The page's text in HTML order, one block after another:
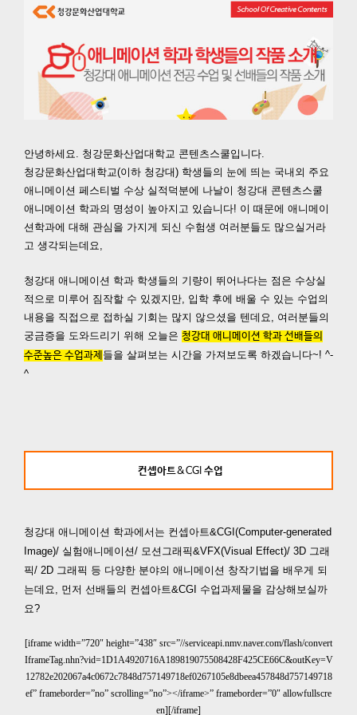
안녕하세요. 청강문화산업대학교 콘텐츠스쿨입니다.
청강문화산업대학교(이하 청강대) 학생들의 눈에 띄는 국내외 주요
애니메이션 페스티벌 수상 실적덕분에 나날이 청강대 콘텐츠스쿨
애니메이션 학과의 명성이 높아지고 있습니다! 이 때문에 애니메이
션학과에 대해 관심을 가지게 되신 수험생 여러분들도 많으실거라
고 생각되는데요,
청강대 애니메이션 학과 학생들의 기량이 뛰어나다는 점은 수상실
적으로 미루어 짐작할 수 있겠지만, 입학 후에 배울 수 있는 수업의
내용을 직접으로 접하실 기회는 많지 않으셨을 텐데요, 여러분들의
궁금증을 도와드리기 위해 오늘은 청강대 애니메이션 학과 선배들의
수준높은 수업과제 들을 살펴보는 시간을 가져보도록 하겠습니다~! ^-
^
컨셉아트&CGI 수업
청강대 애니메이션 학과에서는 컨셉아트&CGI(Computer-generated
Image)/ 실험애니메이션/ 모션그래픽&VFX(Visual Effect)/ 3D 그래
픽/ 2D 그래픽 등 다양한 분야의 애니메이션 창작기법을 배우게 되
는데요, 먼저 선배들의 컨셉아트&CGI 수업과제물을 감상해보실까
요?
[iframe width=”720″ height=”438″ src=”//serviceapi.nmv.naver.com/flash/convert
IframeTag.nhn?vid=1D1A4920716A189819075508428F425CE66C&outKey=V
12782e202067a4c0672c7848d757149718ef0267105e8dbeea457848d757149718
ef” frameborder=”no” scrolling=”no”></iframe>” frameborder=”0″ allowfullscre
en][/iframe]